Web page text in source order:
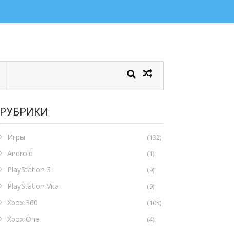
РУБРИКИ
Игры (132)
Android (1)
PlayStation 3 (9)
PlayStation Vita (9)
Xbox 360 (105)
Xbox One (4)